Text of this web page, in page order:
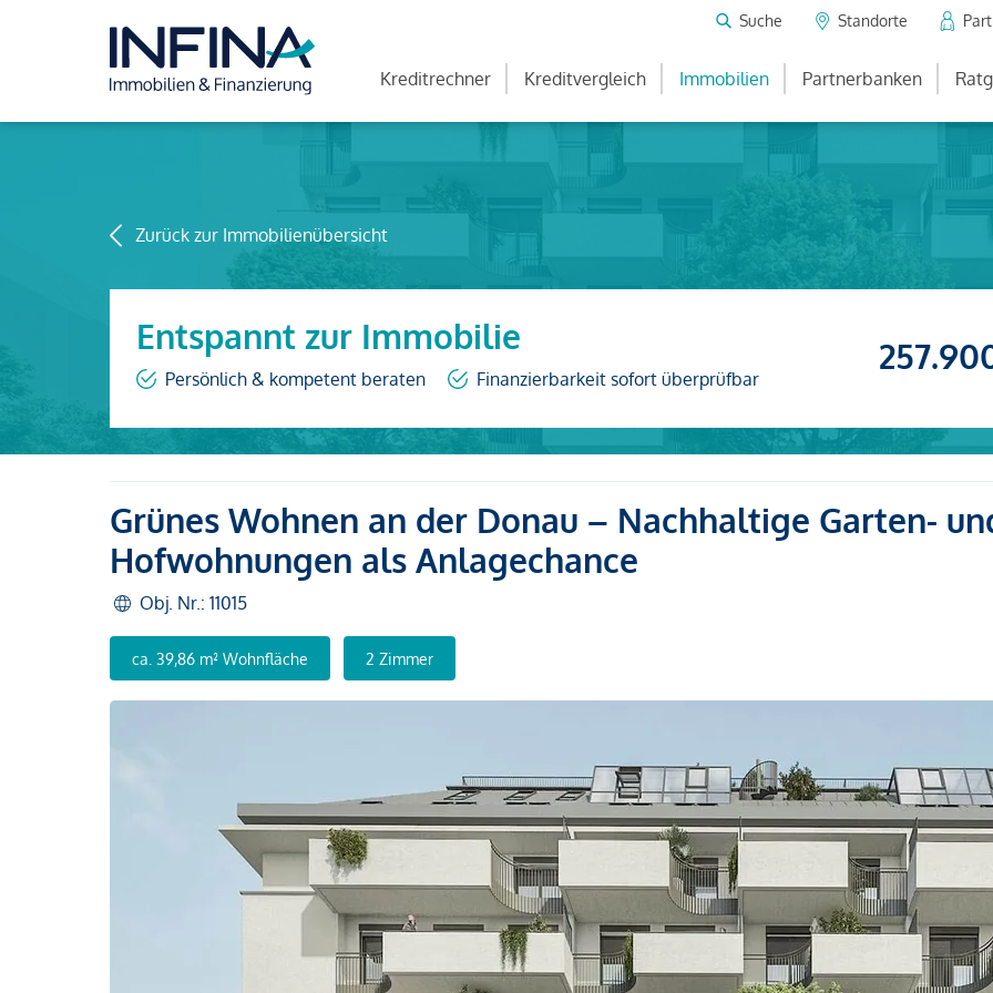
Suche Standorte
Kreditrechner Kreditvergleich Immobilien Partnerbanken
Zurück zur Immobilienübersicht
Entspannt zur Immobilie
Persönlich & kompetent beraten Finanzierbarkeit sofort überprüfbar
Grünes Wohnen an der Donau – Nachhaltige Garten-
Hofwohnungen als Anlagechance
Obj. Nr.: 11015
ca. 39,86 m² Wohnfläche 2 Zimmer